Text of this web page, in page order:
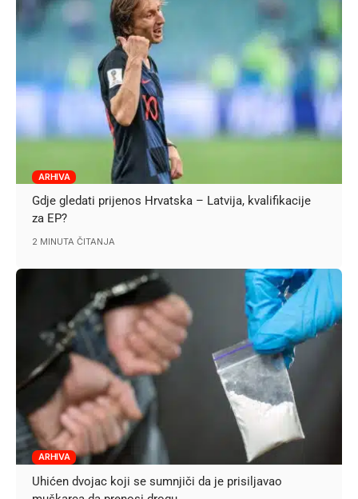
ARHIVA
Gdje gledati prijenos Hrvatska – Latvija, kvalifikacije
za EP?
2 MINUTA ČITANJA
ARHIVA
Uhićen dvojac koji se sumnjiči da je prisiljavao